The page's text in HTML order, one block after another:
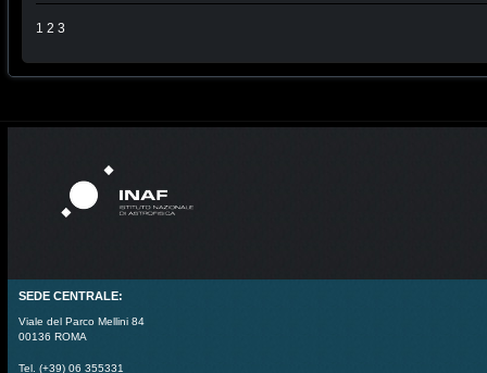
1 2 3
SEDE CENTRALE:
Viale del Parco Mellini 84
00136 ROMA
Tel. (+39) 06 355331